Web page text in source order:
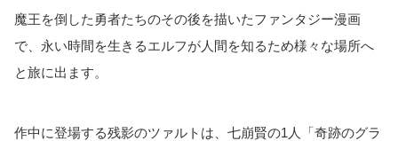
魔王を倒した勇者たちのその後を描いたファンタジー漫画
で、永い時間を生きるエルフが人間を知るため様々な場所へ
と旅に出ます。
作中に登場する残影のツァルトは、七崩賢の1人「奇跡のグラ